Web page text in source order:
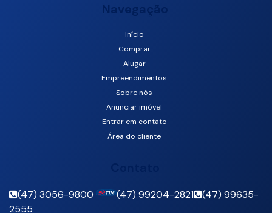
Navegação
Início
Comprar
Alugar
Empreendimentos
Sobre nós
Anunciar imóvel
Entrar em contato
Área do cliente
(47) 3056-9800 (47) 99204-2821
(47) 99635-
2555